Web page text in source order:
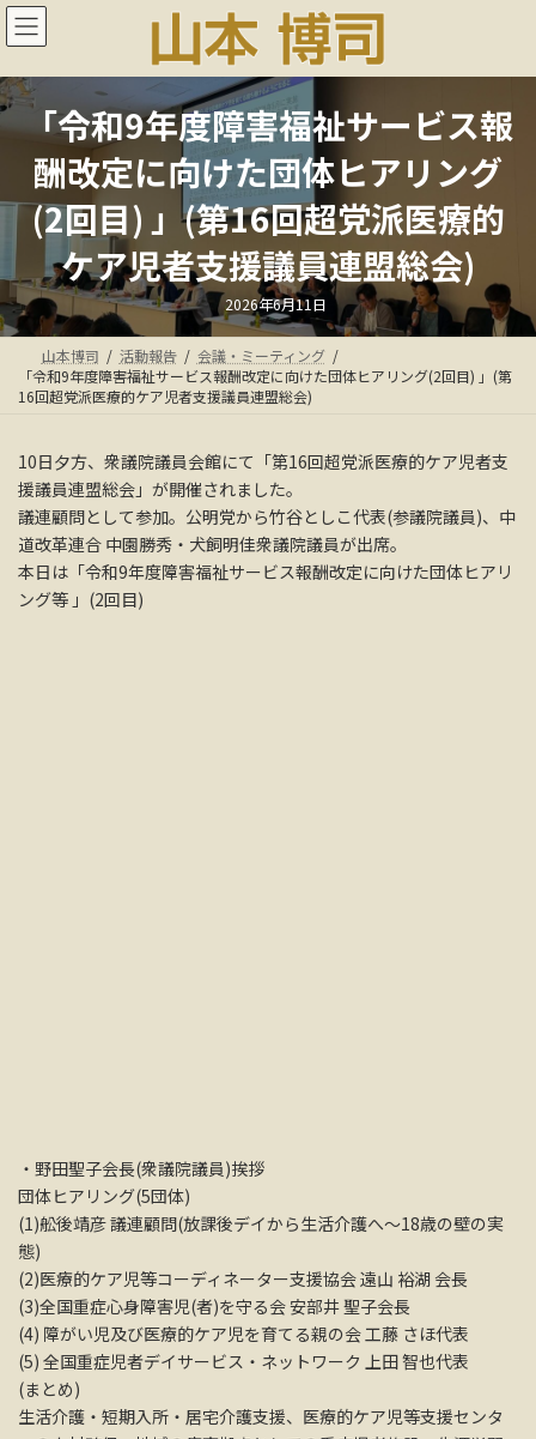
コ
ン
ン
ツ
へ
ッ
ナ
ビ
ー
シ
ョ
移
「令和9年度障害福祉サービス報
酬改定に向けた団体ヒアリング
(2回目) 」(第16回超党派医療的
ケア児者支援議員連盟総会)
最
終
更
新
日
時
:
2026年6月11日
山本博司 活動報告
会議・ミーティング
「令和9年度障害福祉サービス報酬改定に向けた団体ヒアリング(2回目) 」(第
16回超党派医療的ケア児者支援議員連盟総会)
10日夕方、衆議院議員会館にて「第16回超党派医療的ケア児者支
援議員連盟総会」が開催されました。
議連顧問として参加。公明党から竹谷としこ代表(参議院議員)、中
道改革連合 中園勝秀・犬飼明佳衆議院議員が出席。
本日は「令和9年度障害福祉サービス報酬改定に向けた団体ヒアリ
ング等 」(2回目)
・野田聖子会長(衆議院議員)挨拶
団体ヒアリング(5団体)
(1)舩後靖彦 議連顧問(放課後デイから⽣活介護へ〜18歳の壁の実
態)
(2)医療的ケア児等コーディネーター⽀援協会 遠⼭ 裕湖 会長
(3)全国重症⼼⾝障害児(者)を守る会 安部井 聖⼦会長
(4) 障がい児及び医療的ケア児を育てる親の会 ⼯藤 さほ代表
(5) 全国重症児者デイサービス・ネットワーク 上⽥ 智也代表
(まとめ)
生活介護・短期入所・居宅介護支援、医療的ケア児等支援センタ